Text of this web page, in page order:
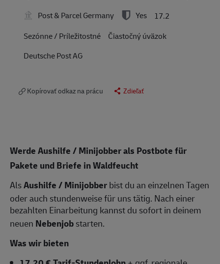
Post & Parcel Germany
Yes
17.2
Sezónne / Príležitostné
Čiastočný úväzok
Deutsche Post AG
Kopírovať odkaz na prácu Zdieľať
Werde Aushilfe / Minijobber als Postbote für
Pakete und Briefe in Waldfeucht
AlsAushilfe / Minijobberbist du an einzelnen Tagen
oder auch stundenweise für uns tätig. Nach einer
bezahlten Einarbeitung kannst du sofort in deinem
neuen Nebenjobstarten.
Was wir bieten